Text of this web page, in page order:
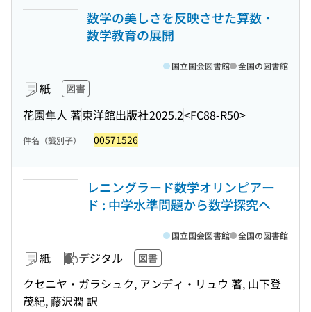
数学の美しさを反映させた算数・
数学教育の展開
紙 図書
花園隼人 著東洋館出版社2025.2<FC88-R50>
国立国会図書館 全国の図書館
件名（識別子） 00571526
レニングラード数学オリンピアー
ド : 中学水準問題から数学探究へ
紙 デジタル 図書
クセニヤ・ガラシュク, アンディ・リュウ 著, 山下登
茂紀, 藤沢潤 訳
国立国会図書館 全国の図書館